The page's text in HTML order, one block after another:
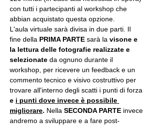
con tutti i partecipanti al workshop che
abbian acquistato questa opzione.
L'aula virtuale sarà divisa in due parti. Il
fine della PRIMA PARTE sarà la visone e
la lettura delle fotografie realizzate e
selezionate da ognuno durante il
workshop, per ricevere un feedback e un
commento tecnico e visivo costruttivo per
trovare all'interno degli scatti i punti di forza
e i punti dove invece è possibile
migliorare. Nella SECONDA PARTE invece
andremo a sviluppare e a fare post-